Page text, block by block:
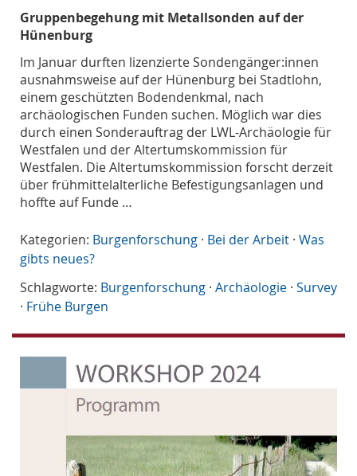
Gruppenbegehung mit Metallsonden auf der
Hünenburg
Im Januar durften lizenzierte Sondengänger:innen
ausnahmsweise auf der Hünenburg bei Stadtlohn,
einem geschützten Bodendenkmal, nach
archäologischen Funden suchen. Möglich war dies
durch einen Sonderauftrag der LWL-Archäologie für
Westfalen und der Altertumskommission für
Westfalen. Die Altertumskommission forscht derzeit
über frühmittelalterliche Befestigungsanlagen und
hoffte auf Funde …
Kategorien: Burgenforschung · Bei der Arbeit · Was
gibts neues?
Schlagworte: Burgenforschung · Archäologie · Survey
· Frühe Burgen